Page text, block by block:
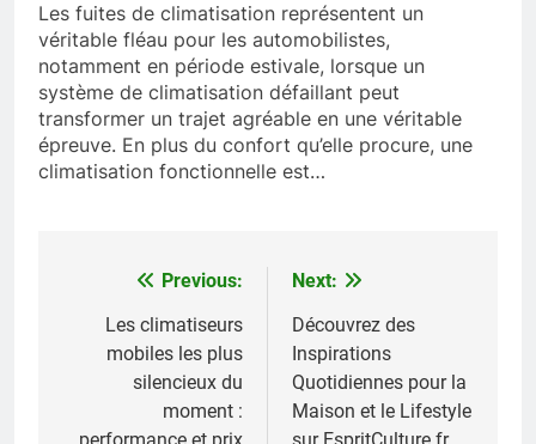
Les fuites de climatisation représentent un
véritable fléau pour les automobilistes,
notamment en période estivale, lorsque un
système de climatisation défaillant peut
transformer un trajet agréable en une véritable
épreuve. En plus du confort qu’elle procure, une
climatisation fonctionnelle est…
Navigation
l’article
Previous:
Les climatiseurs
mobiles les plus
silencieux du
moment :
Next:
Découvrez des
Inspirations
Quotidiennes pour la
Maison et le Lifestyle